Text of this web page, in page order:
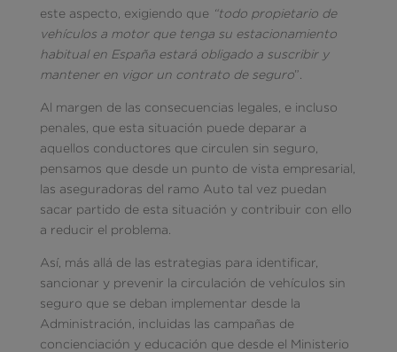
este aspecto, exigiendo que “todo propietario de
vehículos a motor que tenga su estacionamiento
habitual en España estará obligado a suscribir y
mantener en vigor un contrato de seguro”.
Al margen de las consecuencias legales, e incluso
penales, que esta situación puede deparar a
aquellos conductores que circulen sin seguro,
pensamos que desde un punto de vista empresarial,
las aseguradoras del ramo Auto tal vez puedan
sacar partido de esta situación y contribuir con ello
a reducir el problema.
Así, más allá de las estrategias para identificar,
sancionar y prevenir la circulación de vehículos sin
seguro que se deban implementar desde la
Administración, incluidas las campañas de
concienciación y educación que desde el Ministerio